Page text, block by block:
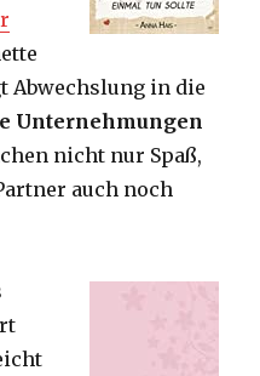
Abwechslung in die
Unternehmungen
nicht nur Spaß,
auch noch